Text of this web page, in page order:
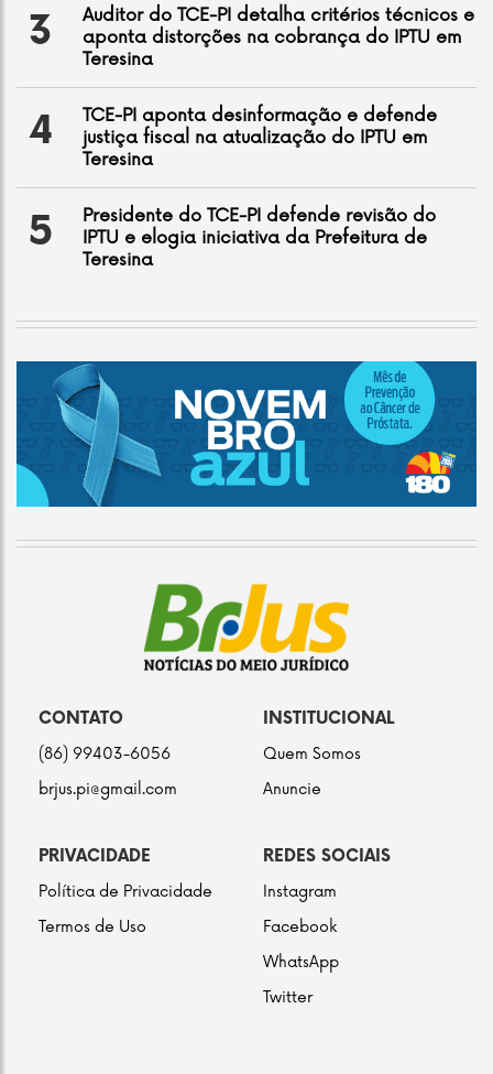
3
Auditor do TCE-PI detalha critérios técnicos e
aponta distorções na cobrança do IPTU em
Teresina
4
TCE-PI aponta desinformação e defende
justiça fiscal na atualização do IPTU em
Teresina
5
Presidente do TCE-PI defende revisão do
IPTU e elogia iniciativa da Prefeitura de
Teresina
CONTATO
(86) 99403-6056
brjus.pi@gmail.com
INSTITUCIONAL
Quem Somos
Anuncie
PRIVACIDADE
Política de Privacidade
Termos de Uso
REDES SOCIAIS
Instagram
Facebook
WhatsApp
Twitter